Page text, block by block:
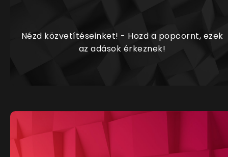
Nézd közvetítéseinket! - Hozd a popcornt, ezek
az adások érkeznek!